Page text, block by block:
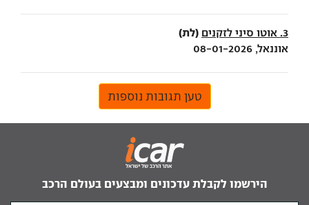
3. אוטו סיני לזקנים (לת)
אוננאל, 08-01-2026
טען תגובות נוספות
הירשמו לקבלת עדכונים ומבצעים בעולם הרכב